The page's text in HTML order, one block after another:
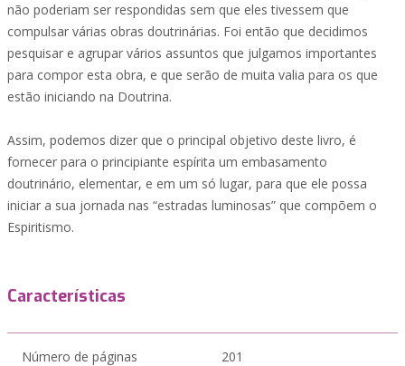
não poderiam ser respondidas sem que eles tivessem que
compulsar várias obras doutrinárias. Foi então que decidimos
pesquisar e agrupar vários assuntos que julgamos importantes
para compor esta obra, e que serão de muita valia para os que
estão iniciando na Doutrina.
Assim, podemos dizer que o principal objetivo deste livro, é
fornecer para o principiante espírita um embasamento
doutrinário, elementar, e em um só lugar, para que ele possa
iniciar a sua jornada nas “estradas luminosas” que compõem o
Espiritismo.
Características
Número de páginas 201